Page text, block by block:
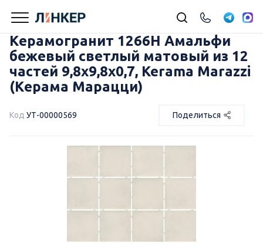
Керамогранит 1266H Амальфи
бежевый светлый матовый из 12
частей 9,8x9,8x0,7, Kerama Marazzi
(Керама Марацци)
Код УТ-00000569 Поделиться